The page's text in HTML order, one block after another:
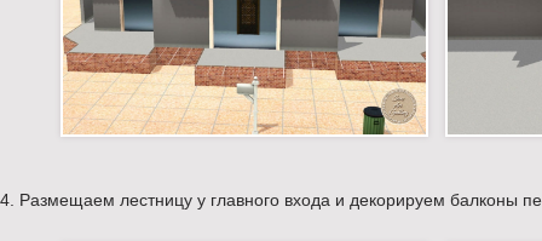
4. Размещаем лестницу у главного входа и декорируем балконы